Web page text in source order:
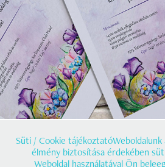
Esküvői meghívó
2020
Süti / Cookie tájékoztatóWeboldalunk
élmény biztosítása érdekében
Weboldal használatával Ön